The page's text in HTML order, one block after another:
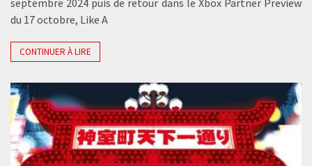
du 17 octobre, Like A
CONTINUER À LIRE